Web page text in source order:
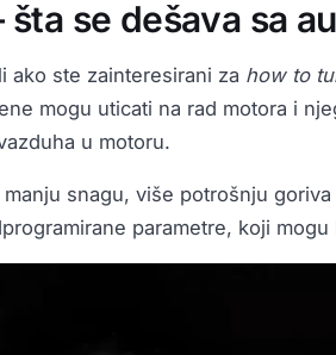
se dešava sa
ako ste zainteresirani za how to
mogu uticati na rad motora i
u motoru.
snagu, više potrošnju
parametre, koji